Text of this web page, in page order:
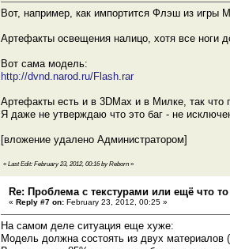
Вот, например, как импортится Флэш из игры
Артефакты освещения налицо, хотя все ноги
Вот сама модель:
http://dvnd.narod.ru/Flash.rar
Артефакты есть и в 3DMax и в Милке, так
Я даже не утверждаю что это баг - не
[вложение удалено Администратором]
« Last Edit: February 23, 2012, 00:16 by Reborn »
Re: Проблема с текстурами или ещё что то
« Reply #7 on: February 23, 2012, 00:25 »
На самом деле ситуация еще хуже:
Модель должна состоять из двух материалов